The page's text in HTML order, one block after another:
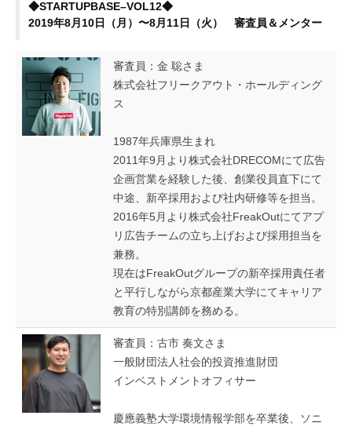
◆STARTUPBASE–VOL12◆
2019年8月10日（月）〜8月11日（火） 審査員＆メンター
審査員：金 聡さま
株式会社フリークアウト・ホールディング
ス
1987年兵庫県生まれ
2011年9月より株式会社DRECOMにて広告
企画営業を経験した後、創業役員直下にて
中途、新卒採用および社内研修等を担当。
2016年5月より株式会社FreakOutにてアプ
リ広告チームの立ち上げおよび採用担当を
兼務。
現在はFreakOutグループの新卒採用責任者
と平行しながら京都産業大学にてキャリア
教育の特別講師を務める。
審査員：古市 奏文さま
一般財団法人社会的投資推進財団
インベストメントオフィサー
慶應義塾大学環境情報学部を卒業後、ソニ